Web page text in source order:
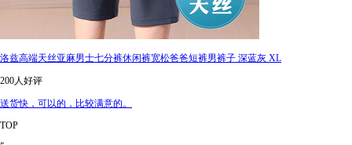
洛兹高端天丝亚麻男士七分裤休闲裤宽松爸爸短裤男裤子 深蓝灰 XL
200人好评
送货快，可以的，比较满意的。
TOP